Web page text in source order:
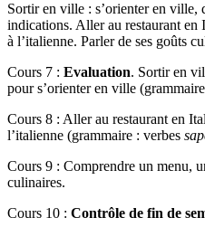
Sortir en ville : s’orienter en ville,
indications. Aller au restaurant en
à l’italienne. Parler de ses goûts
Cours 7 : Evaluation. Sortir en
pour s’orienter en ville
Cours 8 : Aller au restaurant en
l’italienne (grammaire : verbes
Cours 9 : Comprendre un menu,
culinaires.
Cours 10 : Contrôle de fin de